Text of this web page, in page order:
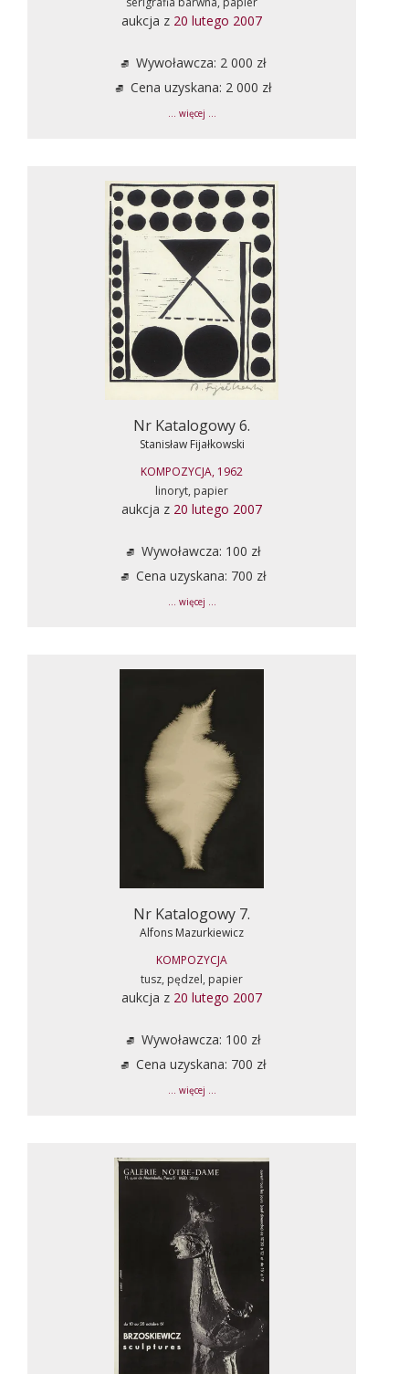
aukcja z 20 lutego 2007
Wywoławcza: 2 000 zł
Cena uzyskana: 2 000 zł
... więcej ...
Nr Katalogowy 6.
Stanisław Fijałkowski
KOMPOZYCJA, 1962
linoryt, papier
aukcja z 20 lutego 2007
Wywoławcza: 100 zł
Cena uzyskana: 700 zł
... więcej ...
Nr Katalogowy 7.
Alfons Mazurkiewicz
KOMPOZYCJA
tusz, pędzel, papier
aukcja z 20 lutego 2007
Wywoławcza: 100 zł
Cena uzyskana: 700 zł
... więcej ...